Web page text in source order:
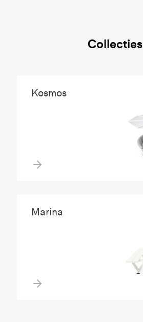
Collecties
Kosmos
Marina